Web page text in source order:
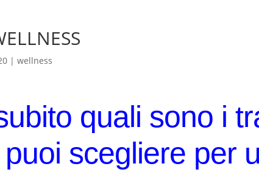
|wellness
quali sono i
scegliere per